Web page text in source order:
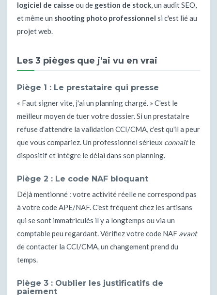
logiciel de caisse ou de gestion de stock, un audit SEO,
et même un shooting photo professionnel si c'est lié au
projet web.
Les 3 pièges que j'ai vu en vrai
Piège 1 : Le prestataire qui presse
« Faut signer vite, j'ai un planning chargé. » C'est le
meilleur moyen de tuer votre dossier. Si un prestataire
refuse d'attendre la validation CCI/CMA, c'est qu'il a peur
que vous compariez. Un professionnel sérieux connaîtle
dispositif et intègre le délai dans son planning.
Piège 2 : Le code NAF bloquant
Déjà mentionné : votre activité réelle ne correspond pas
à votre code APE/NAF. C'est fréquent chez les artisans
qui se sont immatriculés il y a longtemps ou via un
comptable peu regardant. Vérifiez votre code NAF avant
de contacter la CCI/CMA, un changement prend du
temps.
Piège 3 : Oublier les justificatifs de
paiement